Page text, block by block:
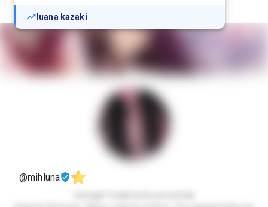
luana kazaki
@mihluna